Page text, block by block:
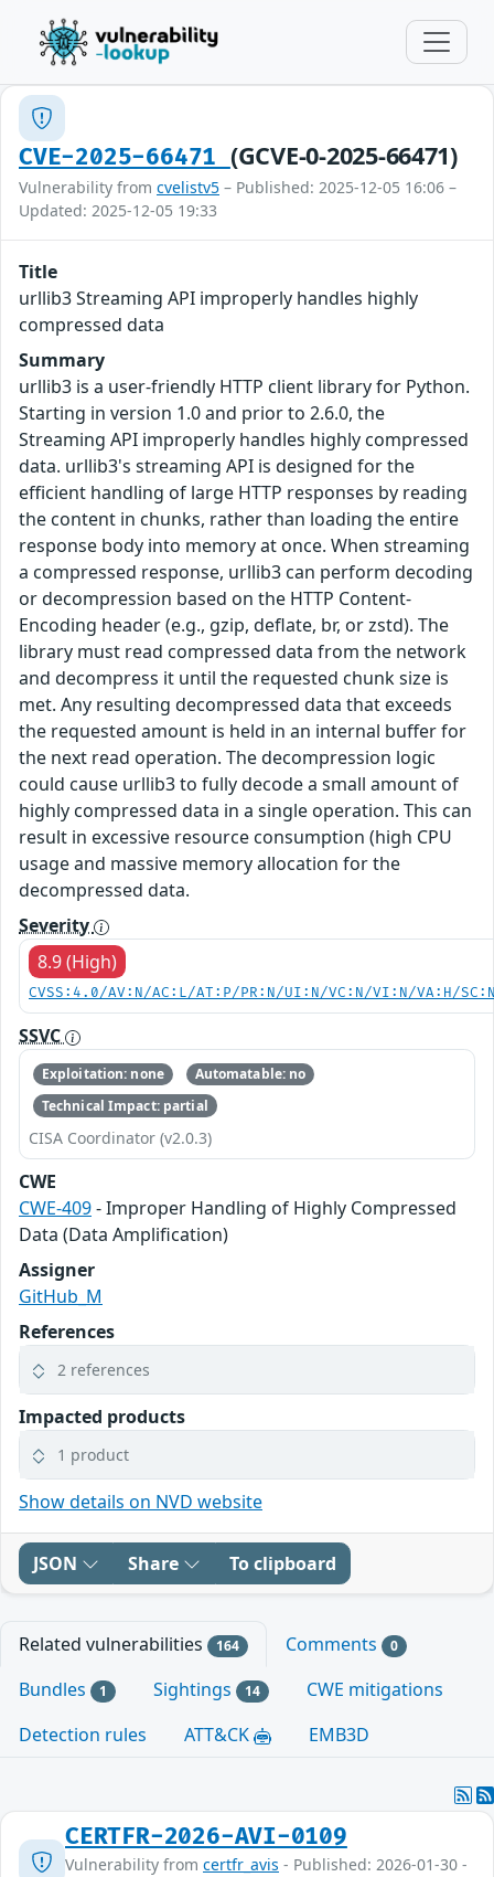
CVE-2025-66471 (GCVE-0-2025-66471)
Vulnerability from cvelistv5 – Published: 2025-12-05 16:06 –
Updated: 2025-12-05 19:33
Title
urllib3 Streaming API improperly handles highly
compressed data
Summary
urllib3 is a user-friendly HTTP client library for Python.
Starting in version 1.0 and prior to 2.6.0, the
Streaming API improperly handles highly compressed
data. urllib3's streaming API is designed for the
efficient handling of large HTTP responses by reading
the content in chunks, rather than loading the entire
response body into memory at once. When streaming
a compressed response, urllib3 can perform decoding
or decompression based on the HTTP Content-
Encoding header (e.g., gzip, deflate, br, or zstd). The
library must read compressed data from the network
and decompress it until the requested chunk size is
met. Any resulting decompressed data that exceeds
the requested amount is held in an internal buffer for
the next read operation. The decompression logic
could cause urllib3 to fully decode a small amount of
highly compressed data in a single operation. This can
result in excessive resource consumption (high CPU
usage and massive memory allocation for the
decompressed data.
Severity
8.9 (High)
CVSS:4.0/AV:N/AC:L/AT:P/PR:N/UI:N/VC:N/VI:N/VA:H/
SSVC
Exploitation: none
Automatable: no
Technical Impact: partial
CISA Coordinator (v2.0.3)
CWE
CWE-409- Improper Handling of Highly Compressed
Data (Data Amplification)
Assigner
GitHub_M
References
2 references
Impacted products
1 product
Show details on NVD website
JSON Share To clipboard
Related vulnerabilities 164 Comments 0
Bundles 1 Sightings 14
CWE mitigations
Detection rules
ATT&CK EMB3D
CERTFR-2026-AVI-0109
Vulnerability from certfr_avis - Published: 2026-01-30 -